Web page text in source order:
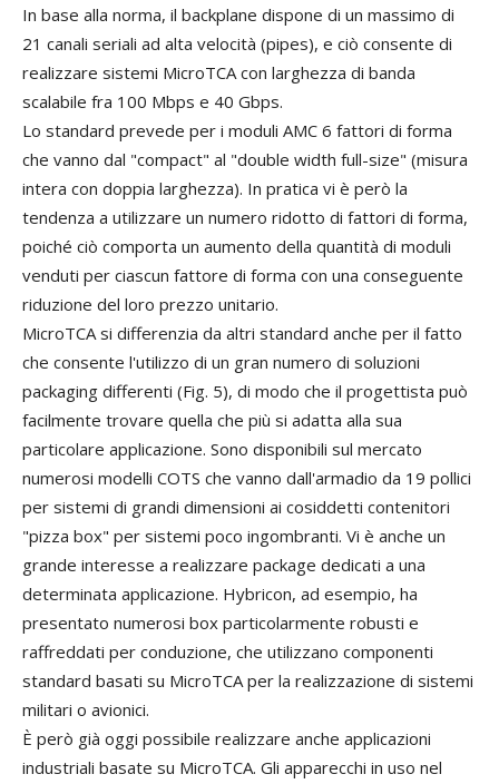
In base alla norma, il backplane dispone di un massimo di
21 canali seriali ad alta velocità (pipes), e ciò consente di
realizzare sistemi MicroTCA con larghezza di banda
scalabile fra 100 Mbps e 40 Gbps.
Lo standard prevede per i moduli AMC 6 fattori di forma
che vanno dal "compact" al "double width full-size" (misura
intera con doppia larghezza). In pratica vi è però la
tendenza a utilizzare un numero ridotto di fattori di forma,
poiché ciò comporta un aumento della quantità di moduli
venduti per ciascun fattore di forma con una conseguente
riduzione del loro prezzo unitario.
MicroTCA si differenzia da altri standard anche per il fatto
che consente l'utilizzo di un gran numero di soluzioni
packaging differenti (Fig. 5), di modo che il progettista può
facilmente trovare quella che più si adatta alla sua
particolare applicazione. Sono disponibili sul mercato
numerosi modelli COTS che vanno dall'armadio da 19 pollici
per sistemi di grandi dimensioni ai cosiddetti contenitori
"pizza box" per sistemi poco ingombranti. Vi è anche un
grande interesse a realizzare package dedicati a una
determinata applicazione. Hybricon, ad esempio, ha
presentato numerosi box particolarmente robusti e
raffreddati per conduzione, che utilizzano componenti
standard basati su MicroTCA per la realizzazione di sistemi
militari o avionici.
È però già oggi possibile realizzare anche applicazioni
industriali basate su MicroTCA. Gli apparecchi in uso nel